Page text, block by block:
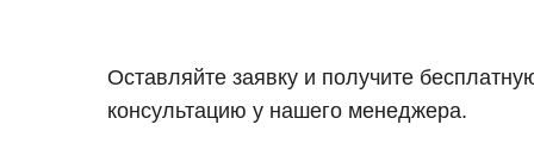
Оставляйте заявку и получите
консультацию у нашего менеджера.